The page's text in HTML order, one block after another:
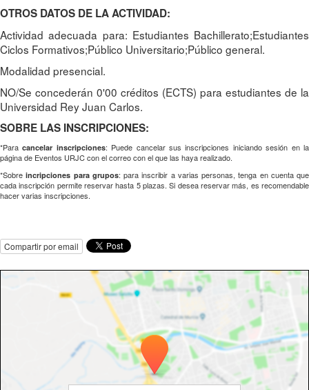
OTROS DATOS DE LA ACTIVIDAD:
Actividad adecuada para: Estudiantes Bachillerato;Estudiantes
Ciclos Formativos;Público Universitario;Público general.
Modalidad presencial.
NO/Se concederán 0'00 créditos (ECTS) para estudiantes de la
Universidad Rey Juan Carlos.
SOBRE LAS INSCRIPCIONES:
*Para cancelar inscripciones: Puede cancelar sus inscripciones iniciando sesión en la
página de Eventos URJC con el correo con el que las haya realizado.
*Sobreincripciones para grupos: para inscribir a varias personas, tenga en cuenta que
cada inscripción permite reservar hasta 5 plazas. Si desea reservar más, es recomendable
hacer varias inscripciones.
Compartir por email